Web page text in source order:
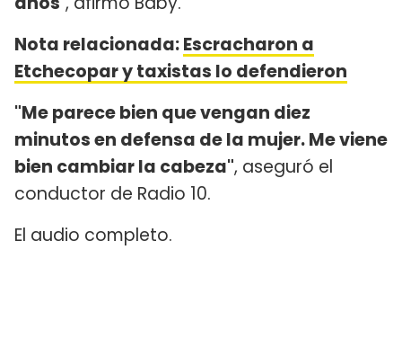
Nota relacionada:Escracharon a
Etchecopar y taxistas lo defendieron
"Me parece bien que vengan diez
minutos en defensa de la mujer. Me viene
bien cambiar la cabeza", aseguró el
conductor de Radio 10.
El audio completo.